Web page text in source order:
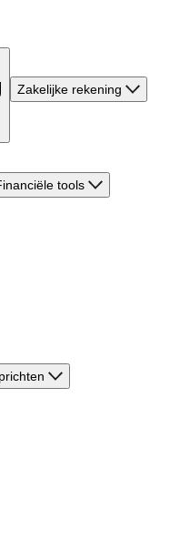
Zakelijke rekening
tools